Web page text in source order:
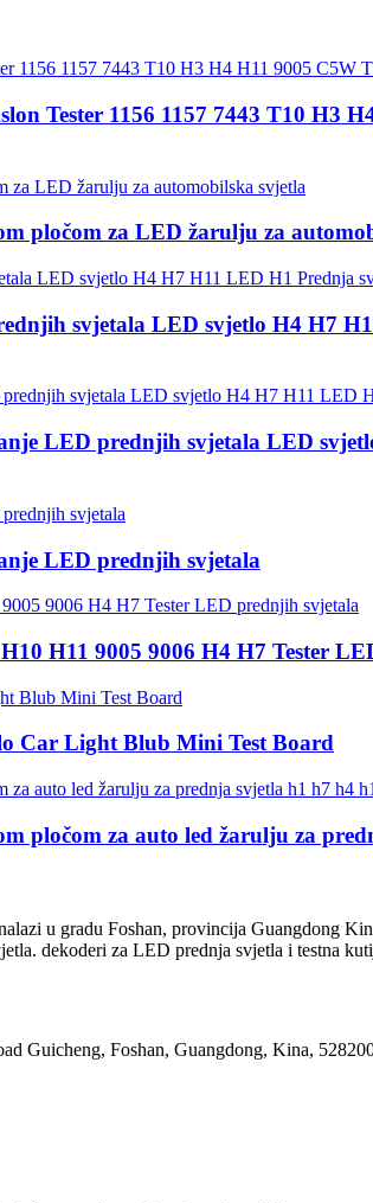
Tester 1156 1157 7443 T10 H3
pločom za LED žarulju za
svjetala LED svjetlo H4 H7
LED prednjih svjetala LED
LED prednjih svjetala
H11 9005 9006 H4 H7 Tester
Car Light Blub Mini Test Board
pločom za auto led žarulju za
u gradu Foshan, provincija Guangdong
dekoderi za LED prednja svjetla i testna
Guicheng, Foshan, Guangdong, Kina,